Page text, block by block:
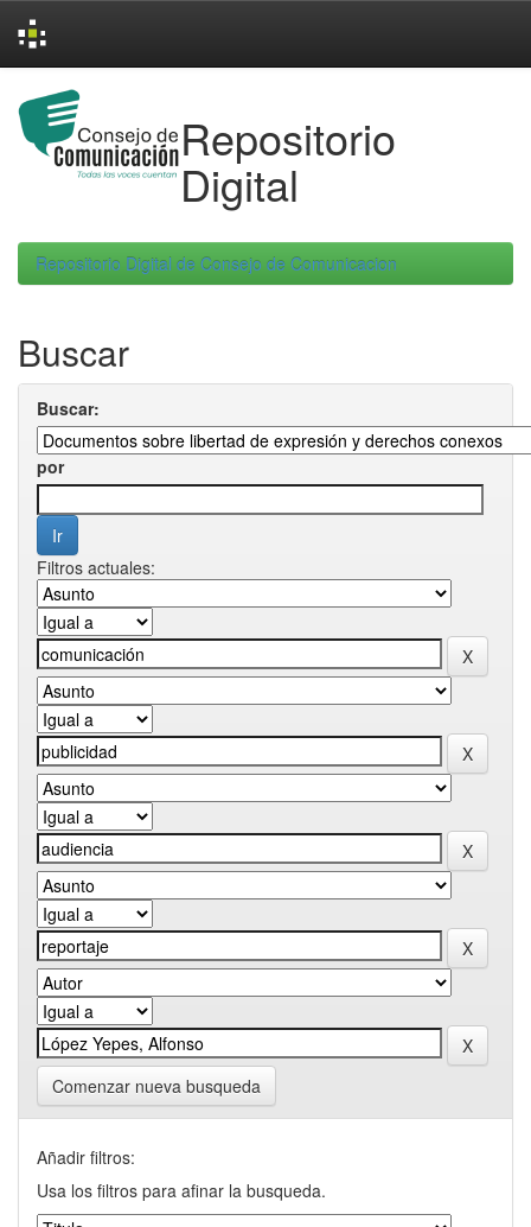
navigation
Repositorio
Digital
Repositorio Digital de Consejo de Comunicacion
Buscar
Buscar:
por
Filtros actuales:
Comenzar nueva busqueda
Añadir filtros:
Usa los filtros para afinar la busqueda.